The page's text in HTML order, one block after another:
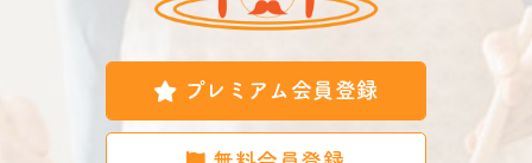
プレミアム会員登録